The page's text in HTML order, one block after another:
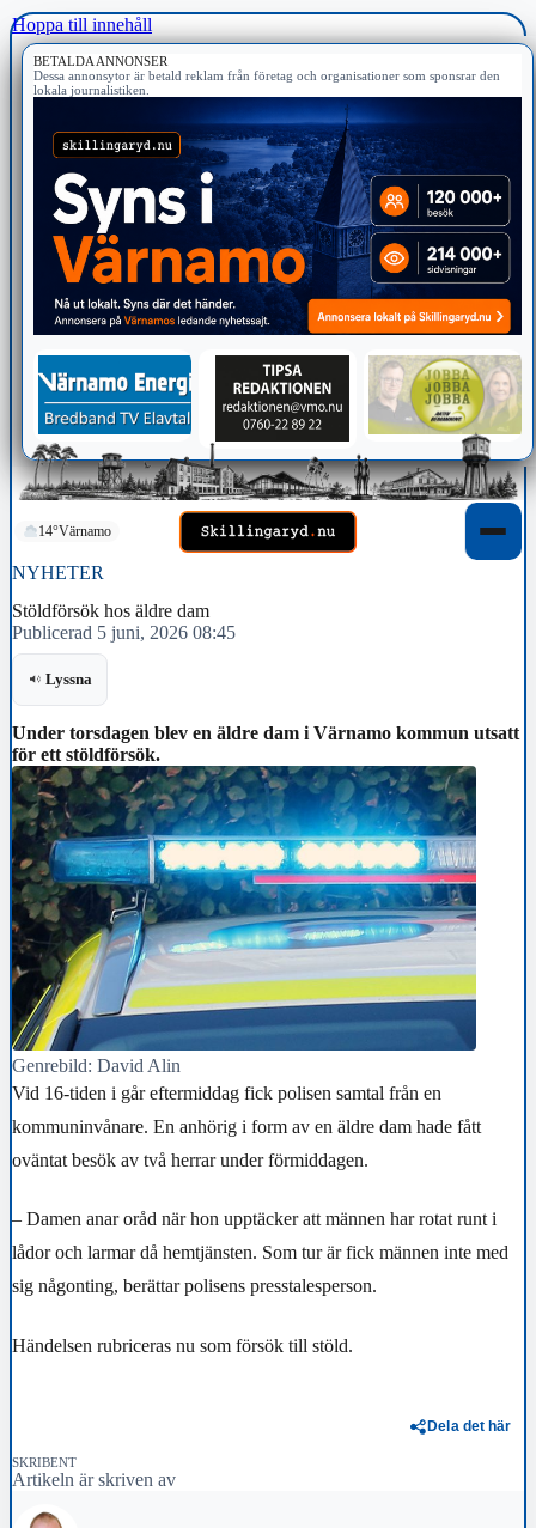
Hoppa till innehåll
BETALDA ANNONSER
Dessa annonsytor är betald reklam från företag och organisationer som sponsrar den
lokala journalistiken.
14°Värnamo
NYHETER
Stöldförsök hos äldre dam
Publicerad 5 juni, 2026 08:45
Lyssna
Under torsdagen blev en äldre dam i Värnamo kommun utsatt
för ett stöldförsök.
Genrebild: David Alin
Vid 16-tiden i går eftermiddag fick polisen samtal från en
kommuninvånare. En anhörig i form av en äldre dam hade fått
oväntat besök av två herrar under förmiddagen.
– Damen anar oråd när hon upptäcker att männen har rotat runt i
lådor och larmar då hemtjänsten. Som tur är fick männen inte med
sig någonting, berättar polisens presstalesperson.
Händelsen rubriceras nu som försök till stöld.
Dela det här
SKRIBENT
Artikeln är skriven av